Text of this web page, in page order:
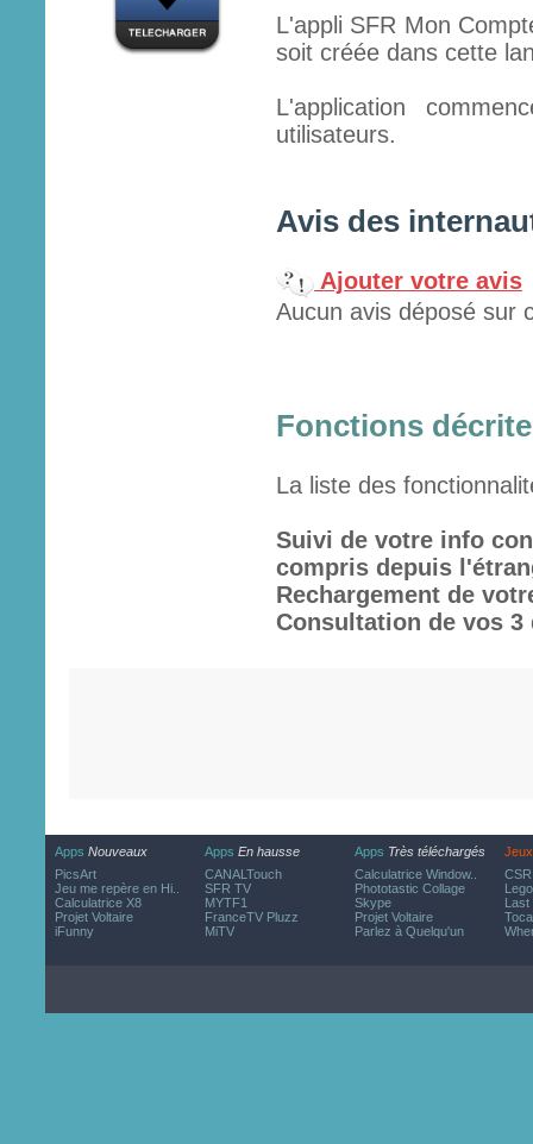
L'appli SFR Mon
soit créée dans cette
L'application
utilisateurs.
Avis des
Ajouter votre avis
Aucun avis déposé sur
Fonctions
La liste des
Suivi de votre info
compris depuis
Rechargement de
Consultation de vos
Apps Nouveaux
PicsArt
Jeu me repère en Hi..
Calculatrice X8
Projet Voltaire
iFunny
Apps En hausse
CANALTouch
SFR TV
MYTF1
FranceTV Pluzz
MiTV
Apps Très téléchargés
Calculatrice Window..
Phototastic Collage
Skype
Projet Voltaire
Parlez à Quelqu'un
Jeux
Last